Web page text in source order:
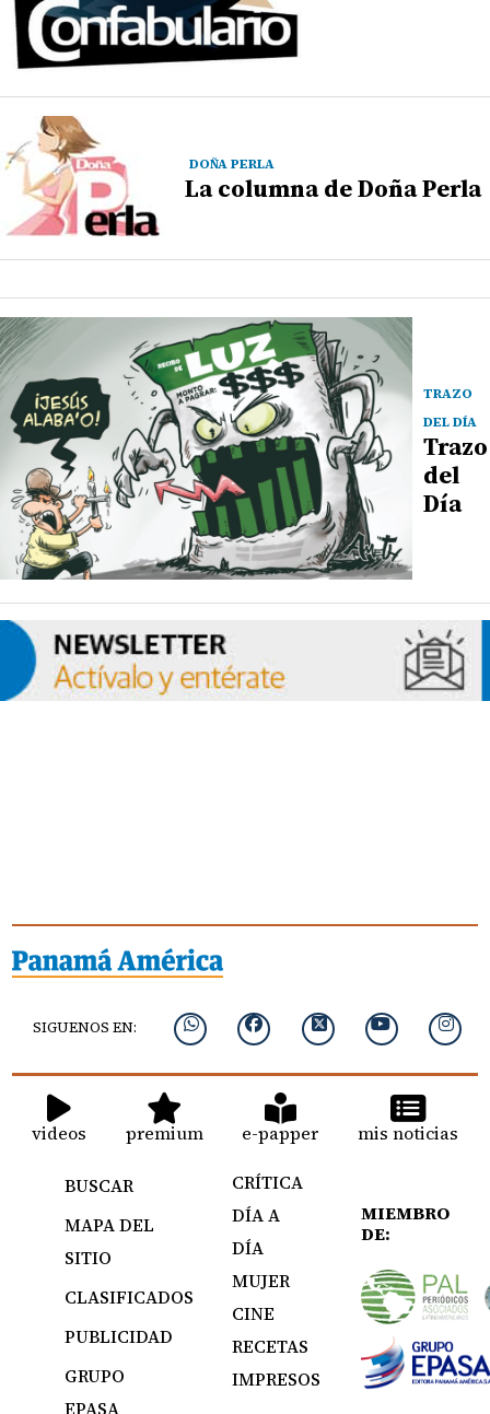
DOÑA PERLA
La columna de Doña Perla
TRAZO
DEL DÍA
Trazo
del
Día
SIGUENOS EN:
videos premium e-papper mis noticias
BUSCAR
MAPA DEL
SITIO
CLASIFICADOS
PUBLICIDAD
GRUPO
EPASA
CRÍTICA
DÍA A
DÍA
MUJER
CINE
RECETAS
IMPRESOS
MIEMBRO
DE: